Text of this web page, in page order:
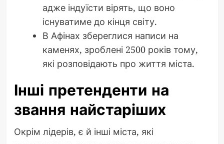
адже індуїсти вірять, що воно
існуватиме до кінця світу.
В Афінах збереглися написи на
каменях, зроблені 2500 років тому,
які розповідають про життя міста.
Інші претенденти на
звання найстаріших
Окрім лідерів, є й інші міста, які